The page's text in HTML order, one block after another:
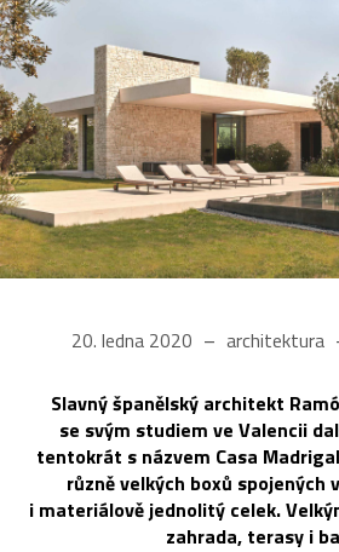
20. ledna 2020 architektura
Slavný španělský architekt
se svým studiem ve Valencii
tentokrát s názvem Casa
různě velkých boxů spojených
i materiálově jednolitý celek.
zahrada, terasy i